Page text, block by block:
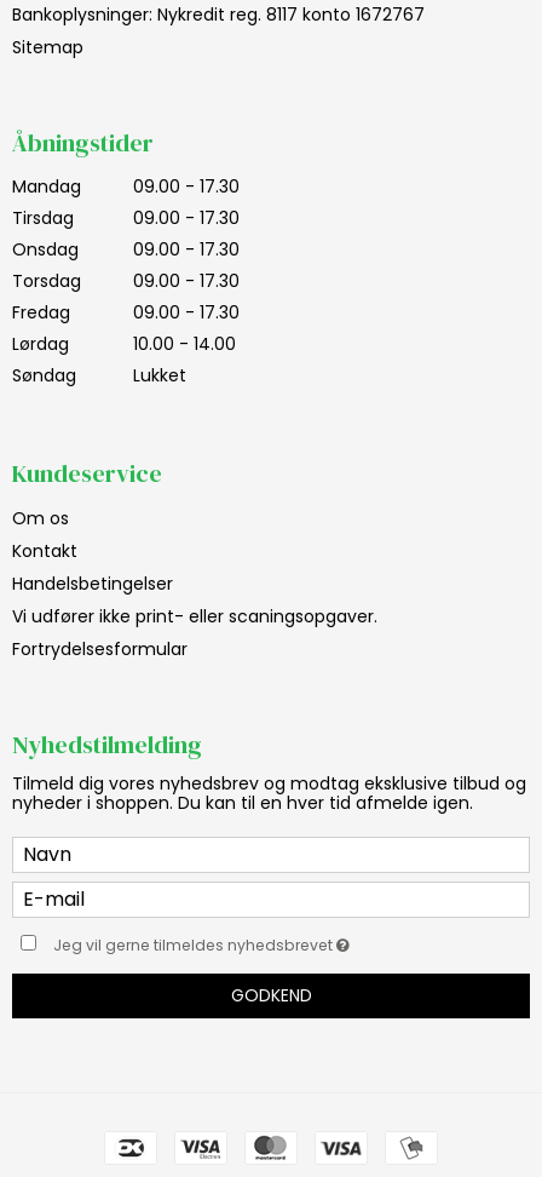
Bankoplysninger: Nykredit reg. 8117 konto 1672767
Sitemap
Åbningstider
Mandag
09.00 - 17.30
Tirsdag
09.00 - 17.30
Onsdag
09.00 - 17.30
Torsdag
09.00 - 17.30
Fredag
09.00 - 17.30
Lørdag
10.00 - 14.00
Søndag
Lukket
Kundeservice
Om os
Kontakt
Handelsbetingelser
Vi udfører ikke print- eller scaningsopgaver.
Fortrydelsesformular
Nyhedstilmelding
Tilmeld dig vores nyhedsbrev og modtag eksklusive tilbud og
nyheder i shoppen. Du kan til en hver tid afmelde igen.
Jeg vil gerne tilmeldes nyhedsbrevet
GODKEND